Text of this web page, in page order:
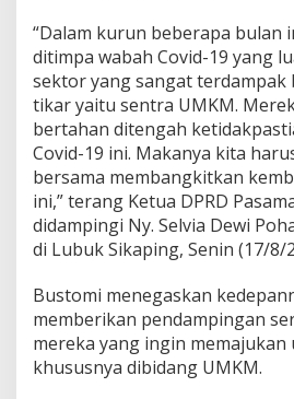
“Dalam kurun beberapa bulan
ditimpa wabah Covid-19 yang
sektor yang sangat terdampak
tikar yaitu sentra UMKM.
bertahan ditengah
Covid-19 ini. Makanya kita
bersama membangkitkan
ini,” terang Ketua DPRD
didampingi Ny. Selvia Dewi
di Lubuk Sikaping, Senin (17/8/
Bustomi menegaskan
memberikan pendampingan
mereka yang ingin memajukan
khususnya dibidang UMKM.